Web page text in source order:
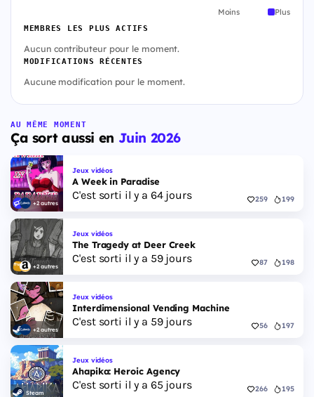
Moins Plus
MEMBRES LES PLUS ACTIFS
Aucun contributeur pour le moment.
MODIFICATIONS RÉCENTES
Aucune modification pour le moment.
AU MÊME MOMENT
Ça sort aussi en Juin 2026
+2 autres
Jeux vidéos
A Week in Paradise
C'est sorti il y a 64 jours 259 199
+2 autres
Jeux vidéos
The Tragedy at Deer Creek
C'est sorti il y a 59 jours 87 198
+2 autres
Jeux vidéos
Interdimensional Vending Machine
C'est sorti il y a 59 jours 56 197
Steam
Jeux vidéos
Ahapika: Heroic Agency
C'est sorti il y a 65 jours 266 195